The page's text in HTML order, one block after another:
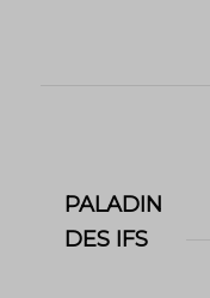
PALADIN
DES IFS